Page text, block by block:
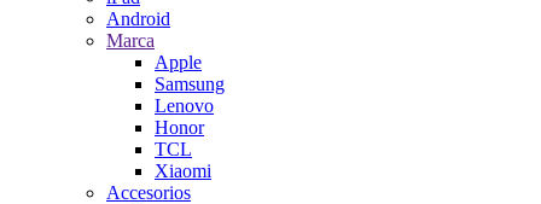
Android
Marca
Apple
Samsung
Lenovo
Honor
TCL
Xiaomi
Accesorios